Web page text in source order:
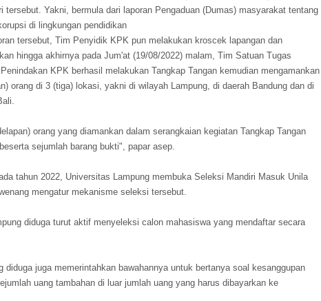
tersebut. Yakni, bermula dari laporan Pengaduan (Dumas) masyarakat tentang
di lingkungan pendidikan
tersebut, Tim Penyidik KPK pun melakukan kroscek lapangan dan
hingga akhirnya pada Jum'at (19/08/2022) malam, Tim Satuan Tugas
KPK berhasil melakukan Tangkap Tangan kemudian mengamankan
orang di 3 (tiga) lokasi, yakni di wilayah Lampung, di daerah Bandung dan di
orang yang diamankan dalam serangkaian kegiatan Tangkap Tangan
sejumlah barang bukti", papar asep.
tahun 2022, Universitas Lampung membuka Seleksi Mandiri Masuk Unila
mengatur mekanisme seleksi tersebut.
diduga turut aktif menyeleksi calon mahasiswa yang mendaftar secara
diduga juga memerintahkan bawahannya untuk bertanya soal kesanggupan
uang tambahan di luar jumlah uang yang harus dibayarkan ke